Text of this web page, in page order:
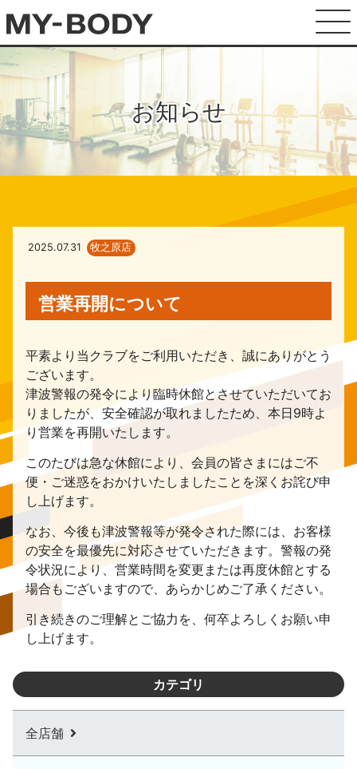
お知らせ
2025.07.31 牧之原店
営業再開について
平素より当クラブをご利用いただき、誠にありがとう
ございます。
津波警報の発令により臨時休館とさせていただいてお
りましたが、安全確認が取れましたため、本日9時よ
り営業を再開いたします。
このたびは急な休館により、会員の皆さまにはご不
便・ご迷惑をおかけいたしましたことを深くお詫び申
し上げます。
なお、今後も津波警報等が発令された際には、お客様
の安全を最優先に対応させていただきます。警報の発
令状況により、営業時間を変更または再度休館とする
場合もございますので、あらかじめご了承ください。
引き続きのご理解とご協力を、何卒よろしくお願い申
し上げます。
カテゴリ
全店舗